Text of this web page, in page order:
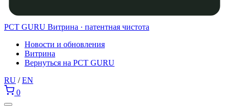
PCT GURU Витрина · патентная чистота
Новости и обновления
Витрина
Вернуться на PCT GURU
RU / EN
0